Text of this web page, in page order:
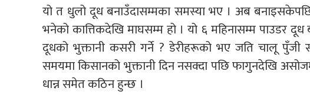
यो त धुलो दूध बनाउँदासम्मका समस्या भए । अब
भनेको कात्तिकदेखि माघसम्म हो । यो ६ महिनासम्म पाउडर
दूधको भुक्तानी कसरी गर्ने ? डेरीहरूको भए जति चालू पुँजी
समयमा किसानको भुक्तानी दिन नसक्दा पछि फागुनदेखि
धान्न समेत कठिन हुन्छ ।